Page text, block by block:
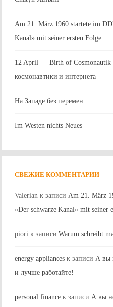
Am 21. März 1960 startete im
Kanal» mit seiner ersten Folge.
12 April — Birth of
космонавтики и интернета
На Западе без перемен
Im Westen nichts Neues
СВЕЖИЕ КОММЕНТАРИИ
Valerian к записи Am 21. März
«Der schwarze Kanal» mit seiner
piori к записи Warum schreibt
energy appliances к записи А вы
и лучше работайте!
personal finance к записи А вы